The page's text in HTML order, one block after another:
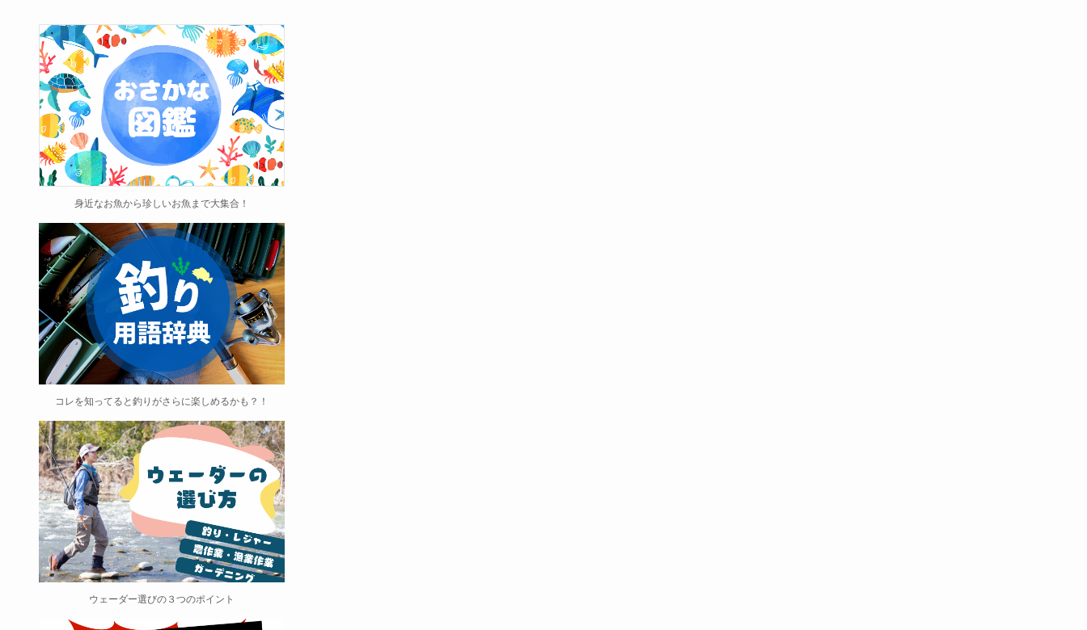
身近なお魚から珍しいお魚まで大集合！
コレを知ってると釣りがさらに楽しめるかも？！
ウェーダー選びの３つのポイント